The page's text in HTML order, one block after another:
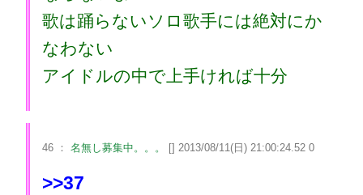
歌は踊らないソロ歌手には絶対にか
なわない
アイドルの中で上手ければ十分
46 ： 名無し募集中。。。 [] 2013/08/11(日) 21:00:24.52 0
>>37